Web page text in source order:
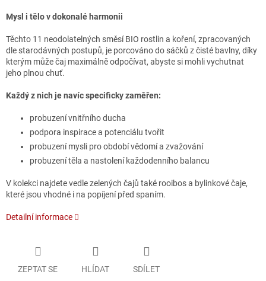
Mysl i tělo v dokonalé harmonii
Těchto 11 neodolatelných směsí BIO rostlin a koření, zpracovaných
dle starodávných postupů, je porcováno do sáčků z čisté bavlny, díky
kterým může čaj maximálně odpočívat, abyste si mohli vychutnat
jeho plnou chuť.
Každý z nich je navíc specificky zaměřen:
probuzení vnitřního ducha
podpora inspirace a potenciálu tvořit
probuzení mysli pro období vědomí a zvažování
probuzení těla a nastolení každodenního balancu
V kolekci najdete vedle zelených čajů také rooibos a bylinkové čaje,
které jsou vhodné i na popíjení před spaním.
Detailní informace
ZEPTAT SE HLÍDAT SDÍLET